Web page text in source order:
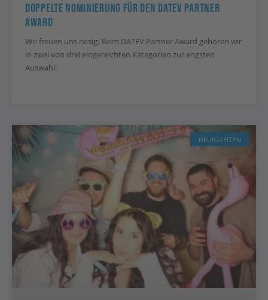
Doppelte Nominierung Für Den DATEV Partner
Award
Wir freuen uns riesig: Beim DATEV Partner Award gehören wir
in zwei von drei eingereichten Kategorien zur engsten
Auswahl.
NEUIGKEITEN